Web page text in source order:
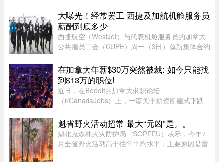
爆料，这起案件的动机似乎正在明朗。根据最新消
息显示，凶手博正峰（Zhengfeng ...
大曝光！经常罢工 西捷及加航机舱服务员
薪酬到底多少
西捷航空（WestJet）与代表机舱服务员的加拿大
公共雇员工会（CUPE）周一（3日）就新集体合约
西捷航空周一在官网公布的薪酬资料，该公司机舱
服务员薪酬为每个「薪酬工时 ...
在加拿大年薪$30万突然被裁: 如今只能找
到$13万的职位!
近日，在Reddit的加拿大求职论坛
（r/CanadaJobs）上，一篇关于薪资断崖式下跌
（OP）表示，自己刚被裁员，此前的年薪高达30
万加元，但如今重返求职市场时却无奈地发现，同
类岗 ...
魁省野火活动超常 最大“元凶”是。。
魁北克森林火灾防护局（SOPFEU）表示，今年7
月全省野火活动高于往年平均水平，主要原因是雷